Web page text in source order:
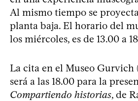
Al mismo tiempo se
planta baja. El horario del
los miércoles, es de 13.00 a
La cita en el Museo Gurvich
será a las 18.00 para la
Compartiendo historias, de